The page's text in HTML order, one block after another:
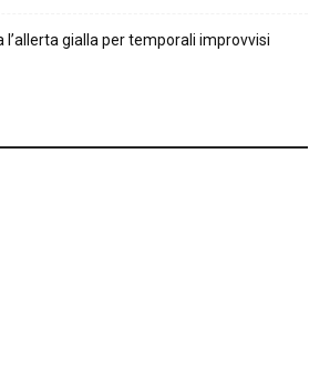
l’allerta gialla per temporali improvvisi